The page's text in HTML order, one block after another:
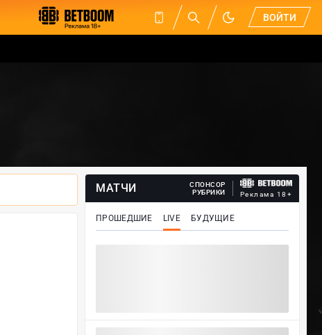
ВОЙТИ
МАТЧИ
СПОНСОР
РУБРИКИ
Реклама 18+
ПРОШЕДШИЕ LIVE БУДУЩИЕ